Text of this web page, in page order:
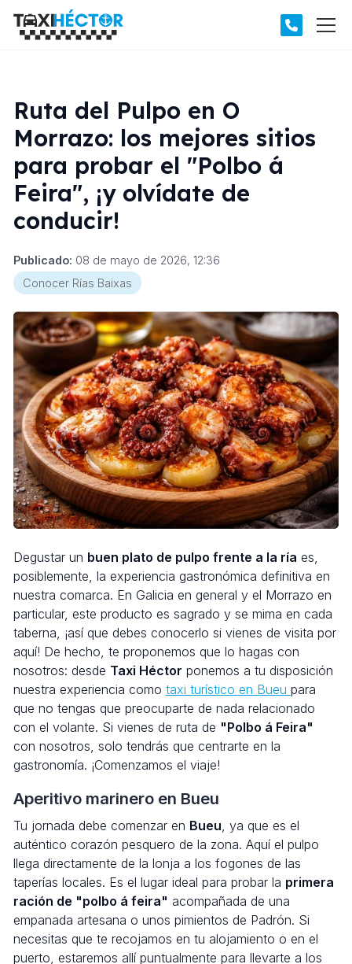
Ruta del Pulpo en O
Morrazo: los mejores sitios
para probar el "Polbo á
Feira", ¡y olvídate de
conducir!
Publicado: 08 de mayo de 2026, 12:36
Conocer Rías Baixas
Degustar un buen plato de pulpo frente a la ría es,
posiblemente, la experiencia gastronómica definitiva en
nuestra comarca. En Galicia en general y el Morrazo en
particular, este producto es sagrado y se mima en cada
taberna, ¡así que debes conocerlo si vienes de visita por
aquí! De hecho, te proponemos que lo hagas con
nosotros: desde Taxi Héctor ponemos a tu disposición
nuestra experiencia como taxi turístico en Bueu para
que no tengas que preocuparte de nada relacionado
con el volante. Si vienes de ruta de "Polbo á Feira"
con nosotros, solo tendrás que centrarte en la
gastronomía. ¡Comenzamos el viaje!
Aperitivo marinero en Bueu
Tu jornada debe comenzar en Bueu, ya que es el
auténtico corazón pesquero de la zona. Aquí el pulpo
llega directamente de la lonja a los fogones de las
taperías locales. Es el lugar ideal para probar la primera
ración de "polbo á feira" acompañada de una
empanada artesana o unos pimientos de Padrón. Si
necesitas que te recojamos en tu alojamiento o en el
puerto, estaremos allí puntualmente para llevarte a los